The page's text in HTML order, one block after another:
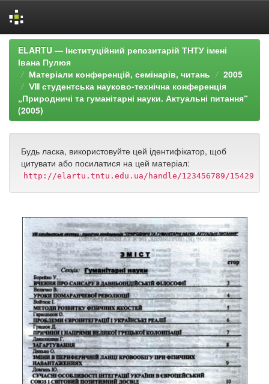
Skip
navigation
ELARTU — Інституційний репозитарій ТНТУ імені
Івана Пулюя
Матеріали конференцій, семінарів, читань
2005
Ⅷ студентська науково-технічна конференція
„Природничі та гуманітарні науки. Актуальні питання“
(2005)
Будь ласка, використовуйте цей ідентифікатор, щоб
цитувати або посилатися на цей матеріал:
http://elartu.tntu.edu.ua/handle/123456789/15429